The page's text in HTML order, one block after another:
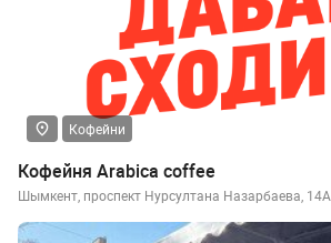
Кофейни
Кофейня Arabica coffee
Шымкент, проспект Нурсултана Назарбаева, 14А